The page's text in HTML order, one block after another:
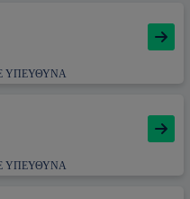
ΥΠΕΥΘΥΝΑ
ΥΠΕΥΘΥΝΑ